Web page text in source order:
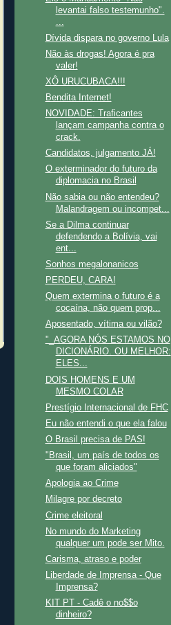
levantai falso testemunho".
Dívida dispara no governo Lula
Não às drogas! Agora é pra
valer!
XÔ URUCUBACA!!!
Bendita Internet!
NOVIDADE: Traficantes
lançam campanha contra o
crack.
Candidatos, julgamento JÁ!
O exterminador do futuro da
diplomacia no Brasil
Não sabia ou não entendeu?
Malandragem ou incompet...
Se a Dilma continuar
defendendo a Bolívia, vai
ent...
Sonhos megalonanicos
PERDEU, CARA!
Quem extermina o futuro é a
cocaína, não quem prop...
Aposentado, vítima ou vilão?
"_AGORA NÓS ESTAMOS NO
DICIONÁRIO. OU MELHOR:
ELES...
DOIS HOMENS E UM
MESMO COLAR
Prestígio Internacional de FHC
Eu não entendi o que ela falou
O Brasil precisa de PAS!
"Brasil, um país de todos os
que foram aliciados"
Apologia ao Crime
Milagre por decreto
Crime eleitoral
No mundo do Marketing
qualquer um pode ser Mito.
Carisma, atraso e poder
Liberdade de Imprensa - Que
Imprensa?
KIT PT - Cadê o no$$o
dinheiro?